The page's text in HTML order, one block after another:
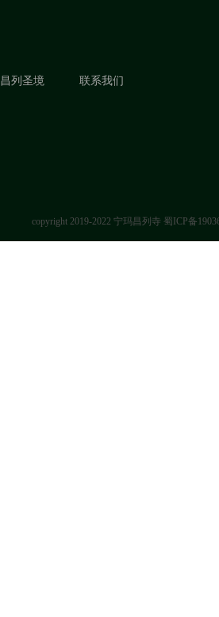
昌列圣境 联系我们
copyright 2019-2022 宁玛昌列寺 蜀ICP备